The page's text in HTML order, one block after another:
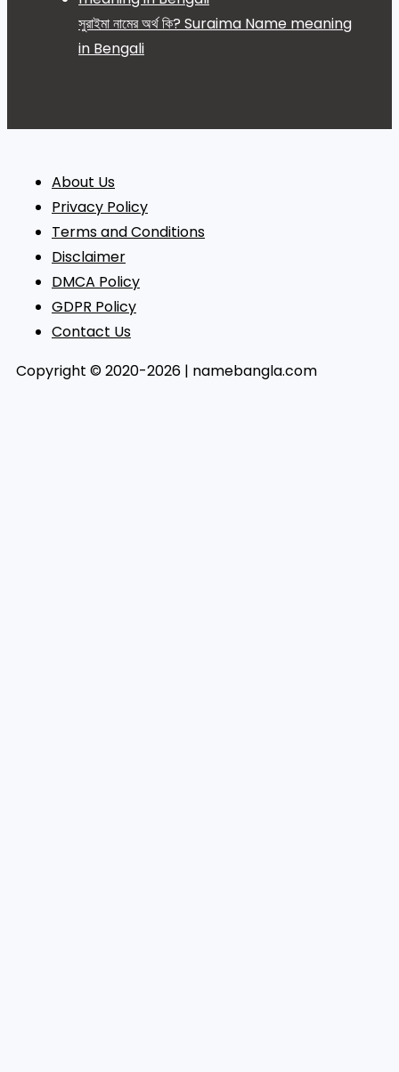
সুরাইমা নামের অর্থ কি? Suraima Name meaning
in Bengali
About Us
Privacy Policy
Terms and Conditions
Disclaimer
DMCA Policy
GDPR Policy
Contact Us
Copyright © 2020-2026 | namebangla.com